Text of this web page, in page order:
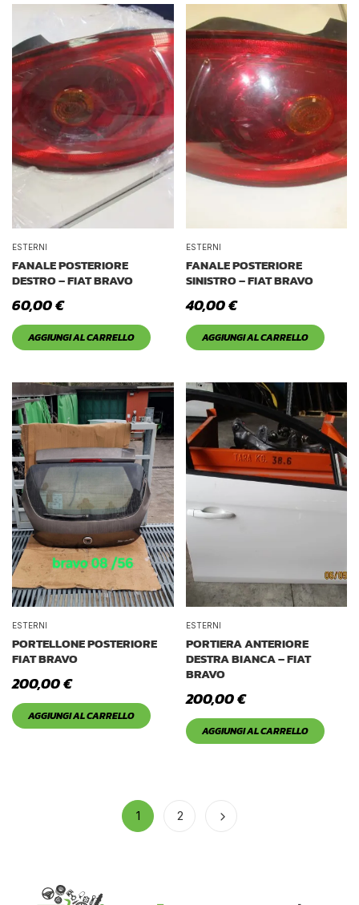
ESTERNI
FANALE POSTERIORE
DESTRO – FIAT BRAVO
60,00€
AGGIUNGI AL CARRELLO
ESTERNI
FANALE POSTERIORE
SINISTRO – FIAT BRAVO
40,00€
AGGIUNGI AL CARRELLO
ESTERNI
PORTELLONE POSTERIORE
FIAT BRAVO
200,00€
AGGIUNGI AL CARRELLO
ESTERNI
PORTIERA ANTERIORE
DESTRA BIANCA – FIAT
BRAVO
200,00€
AGGIUNGI AL CARRELLO
1 2